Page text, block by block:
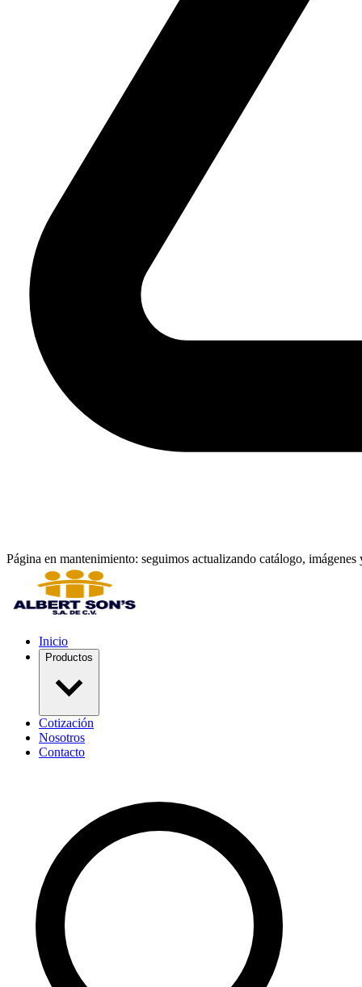
Página en mantenimiento: seguimos actualizando catálogo,
Inicio
Productos
Cotización
Nosotros
Contacto